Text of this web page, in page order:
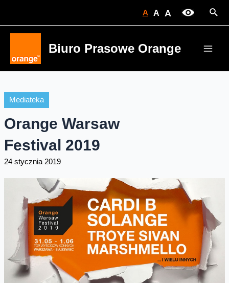
A A A
Biuro Prasowe Orange
Mediateka
Orange Warsaw
Festival 2019
24 stycznia 2019